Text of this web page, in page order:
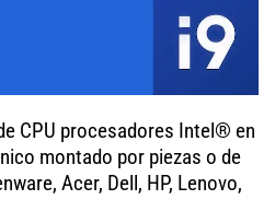
CPU procesadores Intel® en
montado por piezas o de
Acer, Dell, HP, Lenovo,